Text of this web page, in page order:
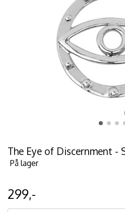
The Eye of Discernment -
På lager
299,-